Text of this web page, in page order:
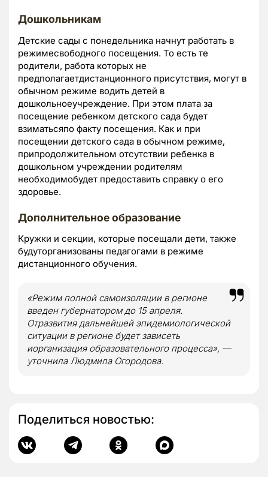
Дошкольникам
Детские сады с понедельника начнут работать в
режимесвободного посещения. То есть те
родители, работа которых не
предполагаетдистанционного присутствия, могут в
обычном режиме водить детей в
дошкольноеучреждение. При этом плата за
посещение ребенком детского сада будет
взиматьсяпо факту посещения. Как и при
посещении детского сада в обычном режиме,
припродолжительном отсутствии ребенка в
дошкольном учреждении родителям
необходимобудет предоставить справку о его
здоровье.
Дополнительное образование
Кружки и секции, которые посещали дети, также
будуторганизованы педагогами в режиме
дистанционного обучения.
«Режим полной самоизоляции в регионе
введен губернатором до 15 апреля.
Отразвития дальнейшей эпидемиологической
ситуации в регионе будет зависеть
иорганизация образовательного процесса», —
уточнила Людмила Огородова.
Поделиться новостью: